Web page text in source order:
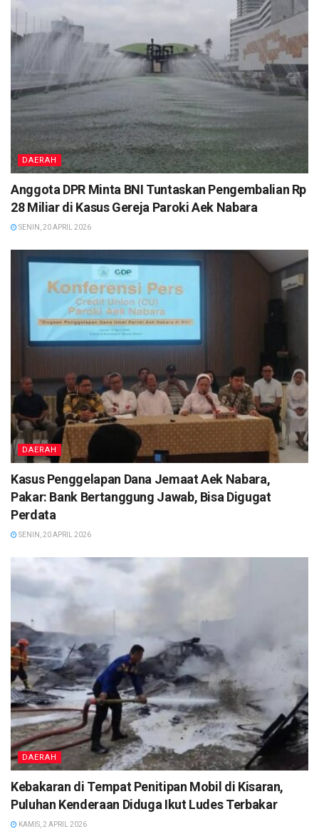
DAERAH
Anggota DPR Minta BNI Tuntaskan Pengembalian Rp
28 Miliar di Kasus Gereja Paroki Aek Nabara
SENIN, 20 APRIL 2026
DAERAH
Kasus Penggelapan Dana Jemaat Aek Nabara,
Pakar: Bank Bertanggung Jawab, Bisa Digugat
Perdata
SENIN, 20 APRIL 2026
DAERAH
Kebakaran di Tempat Penitipan Mobil di Kisaran,
Puluhan Kenderaan Diduga Ikut Ludes Terbakar
KAMIS, 2 APRIL 2026